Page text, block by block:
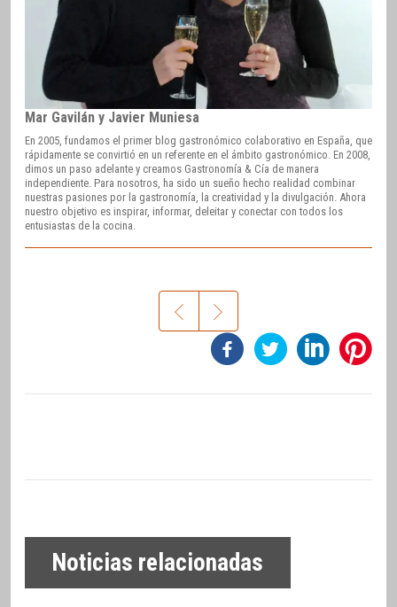
Mar Gavilán y Javier Muniesa
En 2005, fundamos el primer blog gastronómico colaborativo en España, que
rápidamente se convirtió en un referente en el ámbito gastronómico. En 2008,
dimos un paso adelante y creamos Gastronomía & Cía de manera
independiente. Para nosotros, ha sido un sueño hecho realidad combinar
nuestras pasiones por la gastronomía, la creatividad y la divulgación. Ahora
nuestro objetivo es inspirar, informar, deleitar y conectar con todos los
entusiastas de la cocina.
Noticias relacionadas